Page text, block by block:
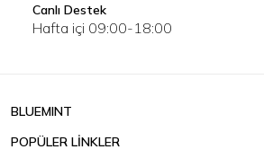
Canlı Destek
Hafta içi 09:00-18:00
BLUEMINT
POPÜLER LİNKLER